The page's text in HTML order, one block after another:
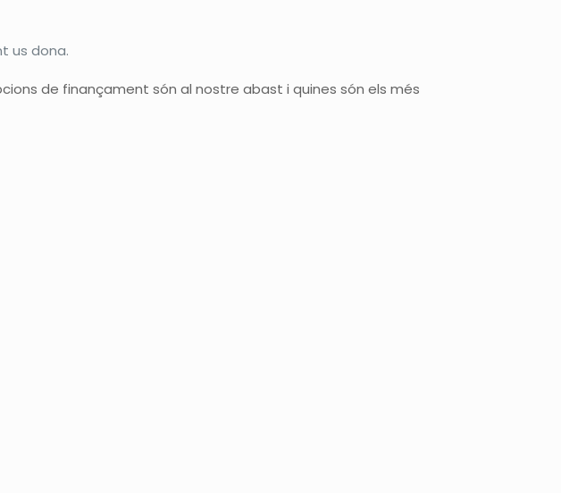
us dona.
de finançament són al nostre abast i quines són els més